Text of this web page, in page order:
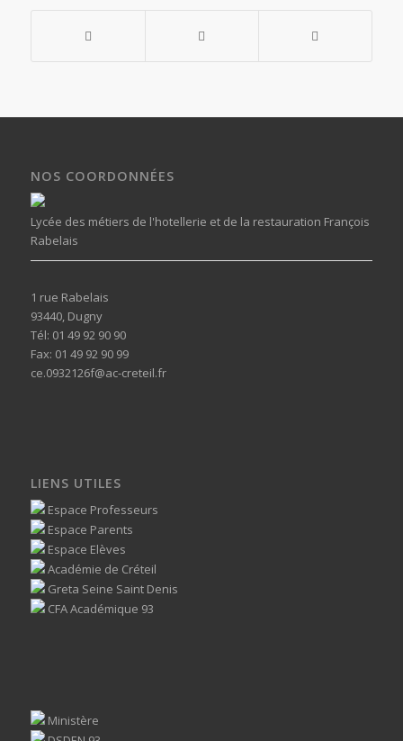
NOS COORDONNÉES
Lycée des métiers de l'hotellerie et de la restauration François
Rabelais
1 rue Rabelais
93440, Dugny
Tél: 01 49 92 90 90
Fax: 01 49 92 90 99
ce.0932126f@ac-creteil.fr
LIENS UTILES
Espace Professeurs
Espace Parents
Espace Elèves
Académie de Créteil
Greta Seine Saint Denis
CFA Académique 93
Ministère